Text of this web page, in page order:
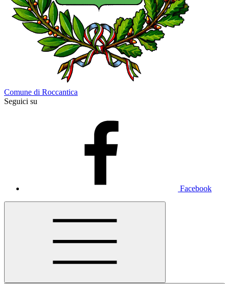
Comune di Roccantica
Seguici su
Facebook